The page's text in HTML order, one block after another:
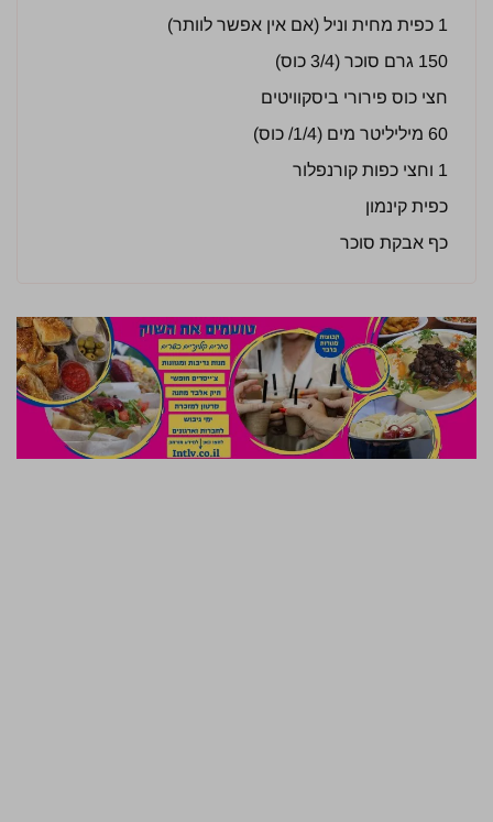
1 כפית מחית וניל (אם אין אפשר לוותר)
150 גרם סוכר (3/4 כוס)
חצי כוס פירורי ביסקוויטים
60 מיליליטר מים (1/4/ כוס)
1 וחצי כפות קורנפלור
כפית קינמון
כף אבקת סוכר